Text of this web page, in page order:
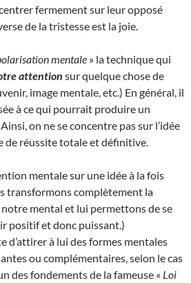
fermement sur leur opposé
de la tristesse est la joie.
mentale » la technique qui
attention sur quelque chose de
image mentale, etc.) En général, il
à ce qui pourrait produire un
on ne se concentre pas sur l’idée
de réussite totale et définitive.
mentale sur une idée à la fois
transformons complètement la
mental et lui permettons de se
positif et donc puissant.)
d’attirer à lui des formes mentales
ou complémentaires, selon le cas
des fondements de la fameuse « Loi